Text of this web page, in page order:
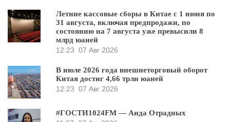
Летние кассовые сборы в Китае с 1 июня по
31 августа, включая предпродажи, по
состоянию на 7 августа уже превысили 8
млрд юаней
12:23 07 Авг 2026
В июле 2026 года внешнеторговый оборот
Китая достиг 4,66 трлн юаней
12:23 07 Авг 2026
#ГОСТИ1024FM — Аида Отрадных